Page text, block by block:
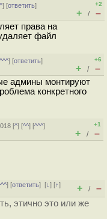
] [ответить]
+2
+ / –
права на
файл
^^^] [ответить]
+6
+ / –
админы монтируют
конкретного
[^] [^^] [^^^]
+1
+ / –
] [ответить][↓] [↑]
+ / –
этично это или же